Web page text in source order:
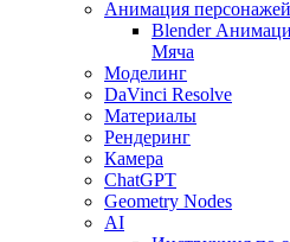
Анимация персонажей
Blender
Мяча
Моделинг
DaVinci Resolve
Материалы
Рендеринг
Камера
ChatGPT
Geometry Nodes
AI